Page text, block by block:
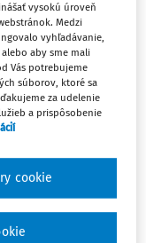
na právne
Autori sa
viacerých právnych
a otázkou práva
právneho úkonu,
stanovené
väčšie-menšie
vysokú úroveň
Medzi
vyhľadávanie,
aby sme mali
Vás potrebujeme
súborov, ktoré sa
za udelenie
a prispôsobenie
cookie